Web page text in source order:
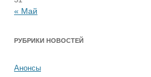
« Май
РУБРИКИ НОВОСТЕЙ
Анонсы